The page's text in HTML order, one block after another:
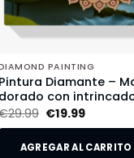
PAINTING
Pintura Diamante –
dorado con
29.99 €19.99
AGREGAR AL CARRITO